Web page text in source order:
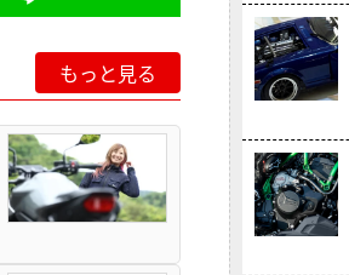
もっと見る